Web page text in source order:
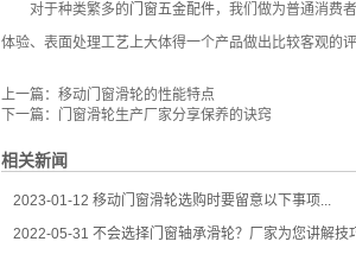
对于种类繁多的门窗五金配件，我们做为普通消费
体验、表面处理工艺上大体得一个产品做出比较客观的评
上一篇： 移动门窗滑轮的性能特点
下一篇： 门窗滑轮生产厂家分享保养的诀窍
相关新闻
2023-01-12 移动门窗滑轮选购时要留意以下事项...
2022-05-31 不会选择门窗轴承滑轮？厂家为您讲解技